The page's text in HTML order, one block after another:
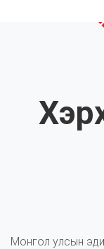
Монгол улсын